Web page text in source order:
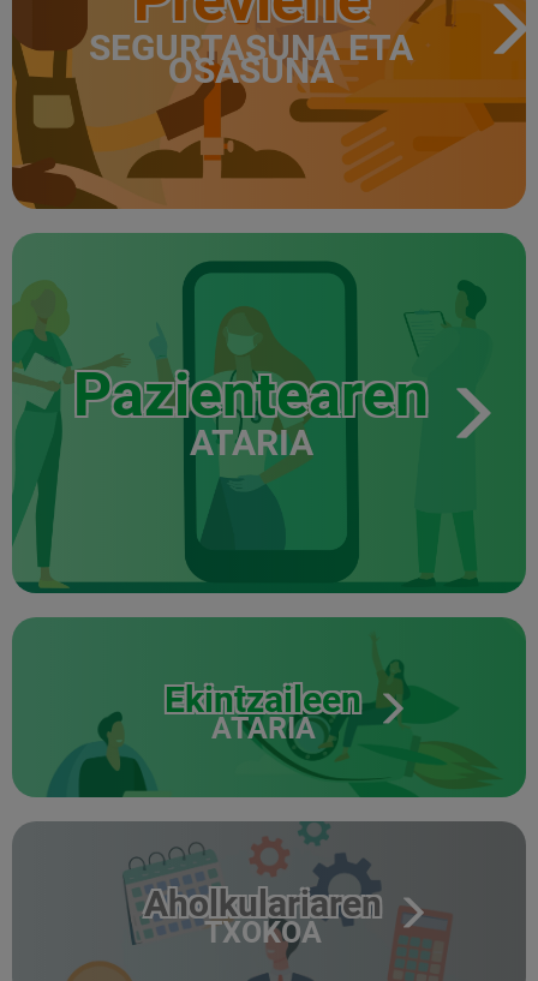
SEGURTASUNA ETA
OSASUNA
Pazientearen
ATARIA
Ekintzaileen
ATARIA
Aholkulariaren
TXOKOA